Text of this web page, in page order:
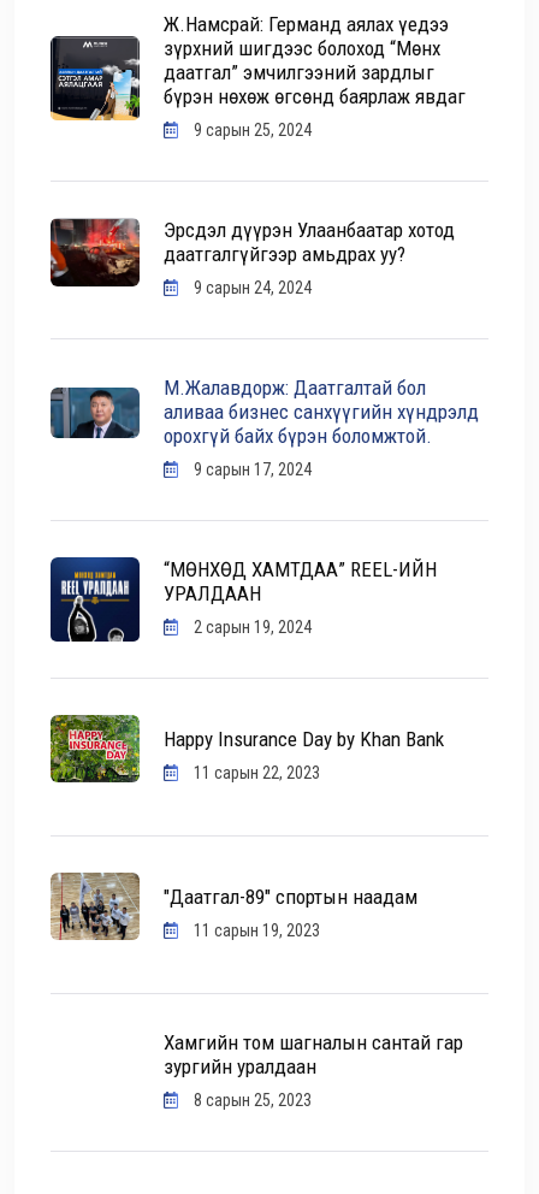
Ж.Намсрай: Германд аялах үедээ
зүрхний шигдээс болоход “Мөнх
даатгал” эмчилгээний зардлыг
бүрэн нөхөж өгсөнд баярлаж явдаг
9 сарын 25, 2024
Эрсдэл дүүрэн Улаанбаатар хотод
даатгалгүйгээр амьдрах уу?
9 сарын 24, 2024
М.Жалавдорж: Даатгалтай бол
аливаа бизнес санхүүгийн хүндрэлд
орохгүй байх бүрэн боломжтой.
9 сарын 17, 2024
“МӨНХӨД ХАМТДАА” REEL-ИЙН
УРАЛДААН
2 сарын 19, 2024
Happy Insurance Day by Khan Bank
11 сарын 22, 2023
"Даатгал-89" спортын наадам
11 сарын 19, 2023
Хамгийн том шагналын сантай гар
зургийн уралдаан
8 сарын 25, 2023